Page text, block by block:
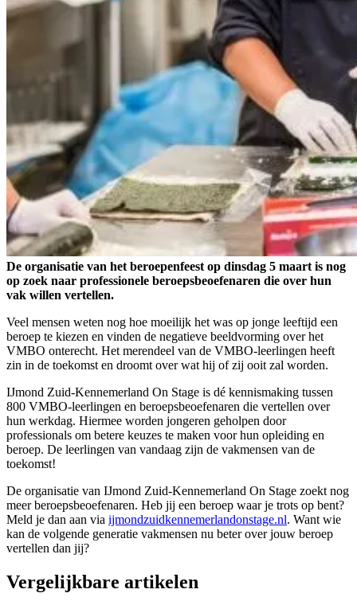
De organisatie van het beroepenfeest op dinsdag 5 maart is nog
op zoek naar professionele beroepsbeoefenaren die over hun
vak willen vertellen.
Veel mensen weten nog hoe moeilijk het was op jonge leeftijd een
beroep te kiezen en vinden de negatieve beeldvorming over het
VMBO onterecht. Het merendeel van de VMBO-leerlingen heeft
zin in de toekomst en droomt over wat hij of zij ooit zal worden.
IJmond Zuid-Kennemerland On Stage is dé kennismaking tussen
800 VMBO-leerlingen en beroepsbeoefenaren die vertellen over
hun werkdag. Hiermee worden jongeren geholpen door
professionals om betere keuzes te maken voor hun opleiding en
beroep. De leerlingen van vandaag zijn de vakmensen van de
toekomst!
De organisatie van IJmond Zuid-Kennemerland On Stage zoekt nog
meer beroepsbeoefenaren. Heb jij een beroep waar je trots op bent?
Meld je dan aan via ijmondzuidkennemerlandonstage.nl. Want wie
kan de volgende generatie vakmensen nu beter over jouw beroep
vertellen dan jij?
Vergelijkbare artikelen